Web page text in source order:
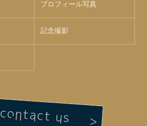
プロフィール写真
記念撮影
contact us